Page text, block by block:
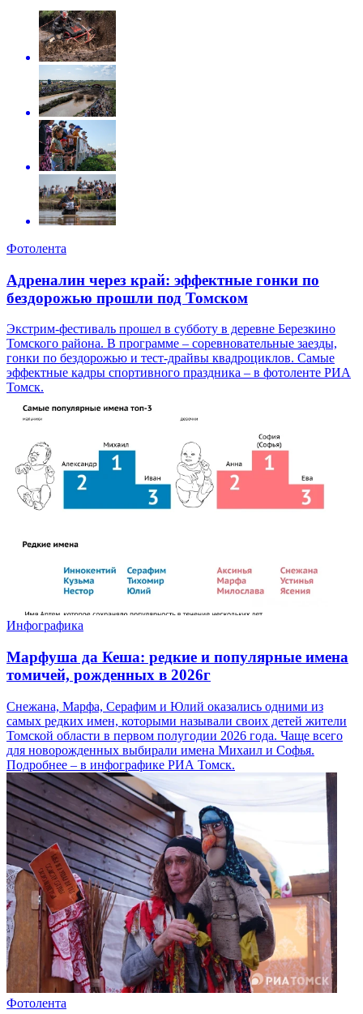
Фотолента
Адреналин через край: эффектные гонки по
бездорожью прошли под Томском
Экстрим-фестиваль прошел в субботу в деревне Березкино
Томского района. В программе – соревновательные заезды,
гонки по бездорожью и тест-драйвы квадроциклов. Самые
эффектные кадры спортивного праздника – в фотоленте РИА
Томск.
Инфографика
Марфуша да Кеша: редкие и популярные имена
томичей, рожденных в 2026г
Снежана, Марфа, Серафим и Юлий оказались одними из
самых редких имен, которыми называли своих детей жители
Томской области в первом полугодии 2026 года. Чаще всего
для новорожденных выбирали имена Михаил и Софья.
Подробнее – в инфографике РИА Томск.
Фотолента